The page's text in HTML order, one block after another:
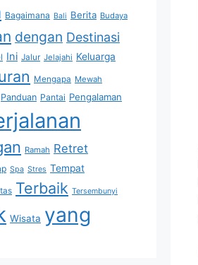
Bagaimana Bali Berita Budaya
dengan Destinasi
Ini Jalur Jelajahi Keluarga
Mengapa Mewah
Panduan Pantai Pengalaman
Ramah Retret
Spa Stres Tempat
Terbaik Tersembunyi
Wisata yang